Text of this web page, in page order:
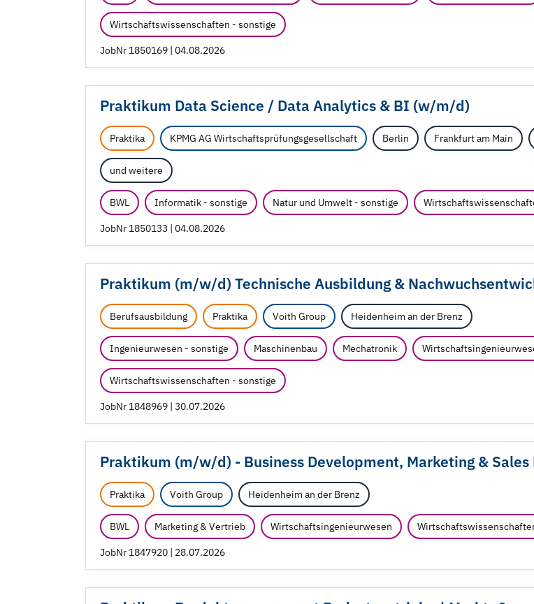
Wirtschaftswissenschaften - sonstige
JobNr 1850169 | 04.08.2026
Praktikum Data Science / Data Analytics & BI (w/m/d)
Praktika KPMG AG Wirtschaftsprüfungsgesellschaft Berlin Frankfurt am Main
und weitere
BWL Informatik - sonstige Natur und Umwelt - sonstige
JobNr 1850133 | 04.08.2026
Praktikum (m/w/d) Technische Ausbildung &
Berufsausbildung Praktika Voith Group Heidenheim an der Brenz
Ingenieurwesen - sonstige Maschinenbau Mechatronik
Wirtschaftswissenschaften - sonstige
JobNr 1848969 | 30.07.2026
Praktikum (m/w/d) - Business Development, Marketing &
Praktika Voith Group Heidenheim an der Brenz
BWL Marketing & Vertrieb Wirtschaftsingenieurwesen
JobNr 1847920 | 28.07.2026